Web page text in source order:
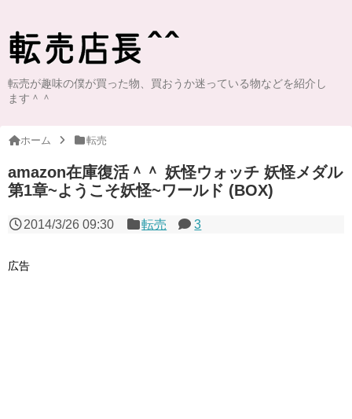
転売が趣味の僕が買った物、買おうか迷っている物などを紹介し
ます＾＾
ホーム 転売
amazon在庫復活＾＾ 妖怪ウォッチ 妖怪メダル
第1章~ようこそ妖怪~ワールド (BOX)
2014/3/26 09:30 転売 3
広告